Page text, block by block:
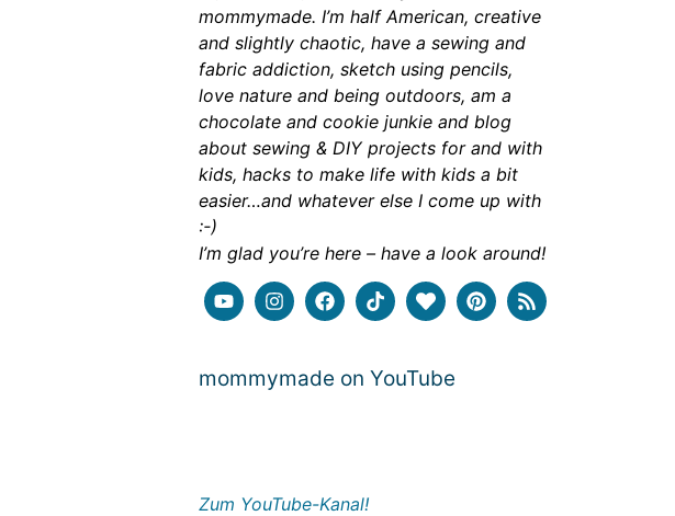
mommymade. I’m half American, creative
and slightly chaotic, have a sewing and
fabric addiction, sketch using pencils,
love nature and being outdoors, am a
chocolate and cookie junkie and blog
about sewing & DIY projects for and with
kids, hacks to make life with kids a bit
easier…and whatever else I come up with
:-)
I’m glad you’re here – have a look around!
mommymade on YouTube
Zum YouTube-Kanal!